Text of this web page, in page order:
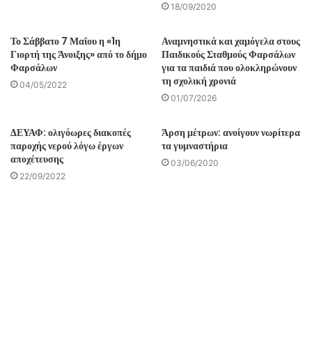
18/09/2020
Το Σάββατο 7 Μαΐου η «1η
Γιορτή της Άνοιξης» από το δήμο
Φαρσάλων
04/05/2022
Αναμνηστικά και χαμόγελα στους
Παιδικούς Σταθμούς Φαρσάλων
για τα παιδιά που ολοκληρώνουν
τη σχολική χρονιά
01/07/2026
ΔΕΥΑΦ: ολιγόωρες διακοπές
παροχής νερού λόγω έργων
αποχέτευσης
22/09/2022
Άρση μέτρων: ανοίγουν νωρίτερα
τα γυμναστήρια
03/06/2020